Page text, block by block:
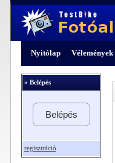
Nyitólap Vélemények
» Belépés
Belépés
regisztráció